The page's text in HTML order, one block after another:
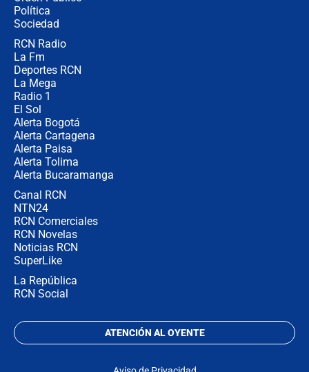
Política
Sociedad
RCN Radio
La Fm
Deportes RCN
La Mega
Radio 1
El Sol
Alerta Bogotá
Alerta Cartagena
Alerta Paisa
Alerta Tolima
Alerta Bucaramanga
Canal RCN
NTN24
RCN Comerciales
RCN Novelas
Noticias RCN
SuperLike
La República
RCN Social
ATENCIÓN AL OYENTE